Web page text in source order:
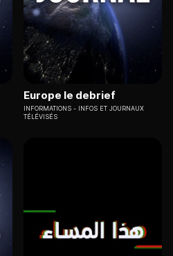
Europe le debrief
INFORMATIONS
INFOS ET JOURNAUX
TÉLÉVISÉS